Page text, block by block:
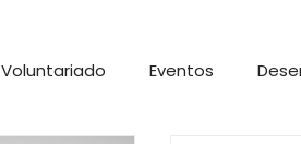
Voluntariado Eventos